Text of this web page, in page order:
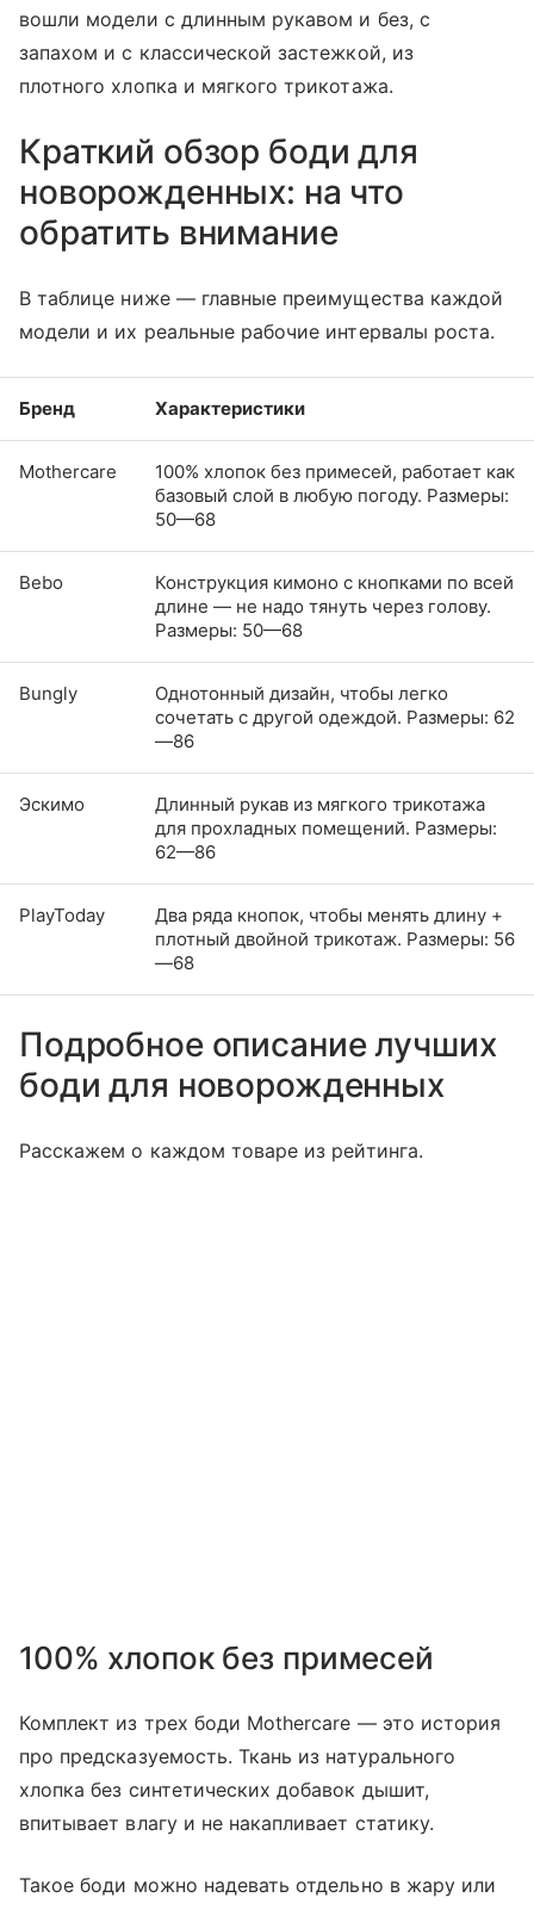
вошли модели с длинным рукавом и без, с
запахом и с классической застежкой, из
плотного хлопка и мягкого трикотажа.
Краткий обзор боди для
новорожденных: на что
обратить внимание
В таблице ниже — главные преимущества каждой
модели и их реальные рабочие интервалы роста.
Бренд Характеристики
Mothercare
100% хлопок без примесей, работает как
базовый слой в любую погоду. Размеры:
50—68
Bebo
Конструкция кимоно с кнопками по всей
длине — не надо тянуть через голову.
Размеры: 50—68
Bungly
Однотонный дизайн, чтобы легко
сочетать с другой одеждой. Размеры: 62
—86
Эскимо
Длинный рукав из мягкого трикотажа
для прохладных помещений. Размеры:
62—86
PlayToday
Два ряда кнопок, чтобы менять длину +
плотный двойной трикотаж. Размеры: 56
—68
Подробное описание лучших
боди для новорожденных
Расскажем о каждом товаре из рейтинга.
100% хлопок без примесей
Комплект из трех боди Mothercare — это история
про предсказуемость. Ткань из натурального
хлопка без синтетических добавок дышит,
впитывает влагу и не накапливает статику.
Такое боди можно надевать отдельно в жару или